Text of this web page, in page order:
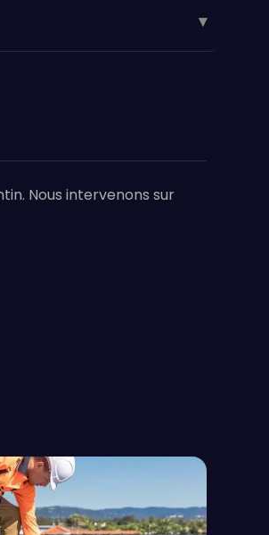
▾
Nous intervenons sur